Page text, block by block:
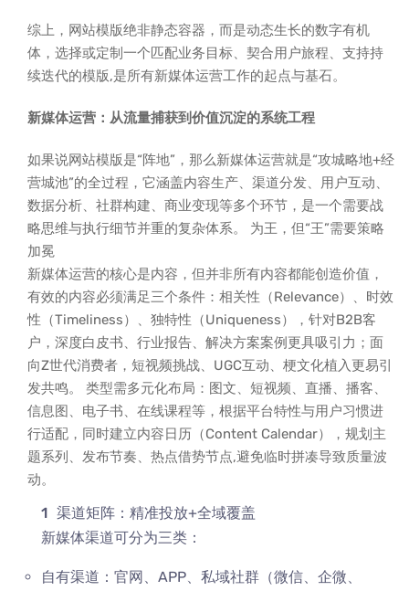
综上，网站模版绝非静态容器，而是动态生长的数字有机
体，选择或定制一个匹配业务目标、契合用户旅程、支持持
续迭代的模版,是所有新媒体运营工作的起点与基石。
新媒体运营：从流量捕获到价值沉淀的系统工程
如果说网站模版是“阵地”，那么新媒体运营就是“攻城略地+经
营城池”的全过程，它涵盖内容生产、渠道分发、用户互动、
数据分析、社群构建、商业变现等多个环节，是一个需要战
略思维与执行细节并重的复杂体系。 为王，但“王”需要策略
加冕
新媒体运营的核心是内容，但并非所有内容都能创造价值，
有效的内容必须满足三个条件：相关性（Relevance）、时效
性（Timeliness）、独特性（Uniqueness），针对B2B客
户，深度白皮书、行业报告、解决方案案例更具吸引力；面
向Z世代消费者，短视频挑战、UGC互动、梗文化植入更易引
发共鸣。 类型需多元化布局：图文、短视频、直播、播客、
信息图、电子书、在线课程等，根据平台特性与用户习惯进
行适配，同时建立内容日历（Content Calendar），规划主
题系列、发布节奏、热点借势节点,避免临时拼凑导致质量波
动。
渠道矩阵：精准投放+全域覆盖
新媒体渠道可分为三类：
自有渠道：官网、APP、私域社群（微信、企微、